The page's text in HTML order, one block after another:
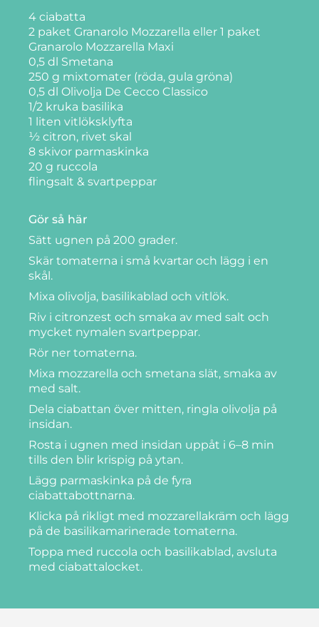
4 ciabatta
2 paket Granarolo Mozzarella eller 1 paket
Granarolo Mozzarella Maxi
0,5 dl Smetana
250 g mixtomater (röda, gula gröna)
0,5 dl Olivolja De Cecco Classico
1/2 kruka basilika
1 liten vitlöksklyfta
½ citron, rivet skal
8 skivor parmaskinka
20 g ruccola
flingsalt & svartpeppar
Gör så här
Sätt ugnen på 200 grader.
Skär tomaterna i små kvartar och lägg i en
skål.
Mixa olivolja, basilikablad och vitlök.
Riv i citronzest och smaka av med salt och
mycket nymalen svartpeppar.
Rör ner tomaterna.
Mixa mozzarella och smetana slät, smaka av
med salt.
Dela ciabattan över mitten, ringla olivolja på
insidan.
Rosta i ugnen med insidan uppåt i 6–8 min
tills den blir krispig på ytan.
Lägg parmaskinka på de fyra
ciabattabottnarna.
Klicka på rikligt med mozzarellakräm och lägg
på de basilikamarinerade tomaterna.
Toppa med ruccola och basilikablad, avsluta
med ciabattalocket.